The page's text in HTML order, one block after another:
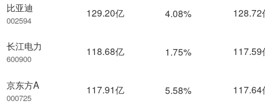
比亚迪
002594
长江电力
600900
京东方A
000725
129.20亿 4.08% 128.72
118.68亿 1.75% 117.59
117.91亿 5.58% 117.64